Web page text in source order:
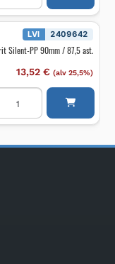
125mm,
LVI 2409642
Silent-PP 90mm / 87,5 ast.
13,52 € (alv 25,5%)